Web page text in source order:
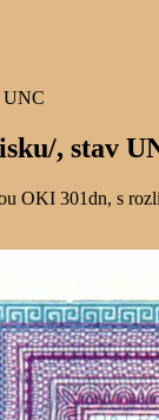
UNC
, stav
OKI 301dn, s